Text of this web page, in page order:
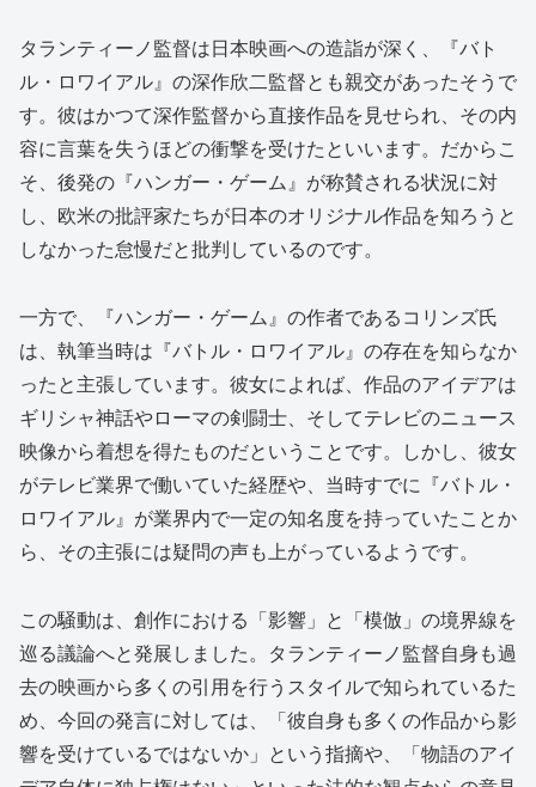
タランティーノ監督は日本映画への造詣が深く、『バト
ル・ロワイアル』の深作欣二監督とも親交があったそうで
す。彼はかつて深作監督から直接作品を見せられ、その内
容に言葉を失うほどの衝撃を受けたといいます。だからこ
そ、後発の『ハンガー・ゲーム』が称賛される状況に対
し、欧米の批評家たちが日本のオリジナル作品を知ろうと
しなかった怠慢だと批判しているのです。
一方で、『ハンガー・ゲーム』の作者であるコリンズ氏
は、執筆当時は『バトル・ロワイアル』の存在を知らなか
ったと主張しています。彼女によれば、作品のアイデアは
ギリシャ神話やローマの剣闘士、そしてテレビのニュース
映像から着想を得たものだということです。しかし、彼女
がテレビ業界で働いていた経歴や、当時すでに『バトル・
ロワイアル』が業界内で一定の知名度を持っていたことか
ら、その主張には疑問の声も上がっているようです。
この騒動は、創作における「影響」と「模倣」の境界線を
巡る議論へと発展しました。タランティーノ監督自身も過
去の映画から多くの引用を行うスタイルで知られているた
め、今回の発言に対しては、「彼自身も多くの作品から影
響を受けているではないか」という指摘や、「物語のアイ